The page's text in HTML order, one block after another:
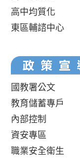
高中均質化
東區輔諮中心
國教署公文
教育儲蓄專戶
內部控制
資安專區
職業安全衛生